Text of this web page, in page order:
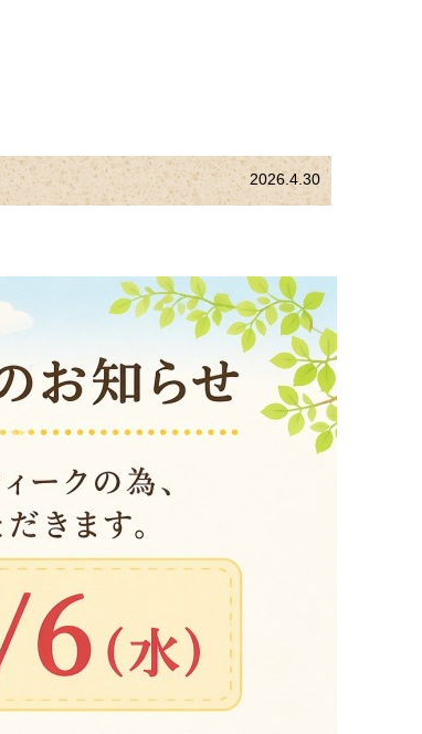
2026.4.30